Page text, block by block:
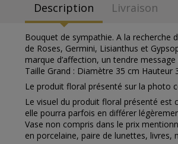
Description Livraison
Bouquet de sympathie. A la recherche
de Roses, Germini, Lisianthus et
marque d’affection, un tendre
Taille Grand : Diamètre 35 cm
Le produit floral présenté sur la photo
Le visuel du produit floral présenté est
elle pourra parfois en différer
Vase non compris dans le prix
en porcelaine, paire de lunettes, livres,